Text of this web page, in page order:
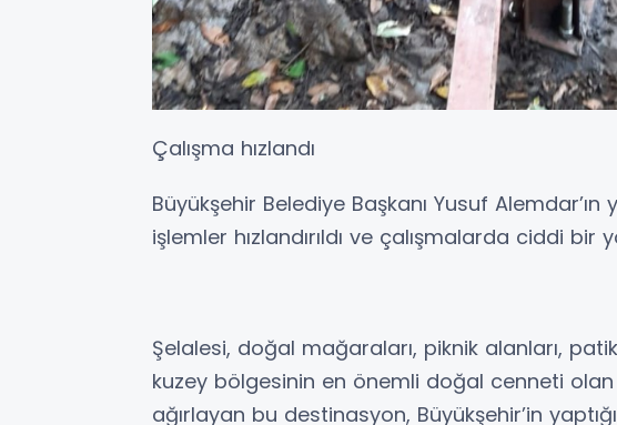
Çalışma hızlandı
Büyükşehir Belediye Başkanı Yusuf
işlemler hızlandırıldı ve çalışmalarda ciddi bir
Şelalesi, doğal mağaraları, piknik alanları,
kuzey bölgesinin en önemli doğal cenneti
ağırlayan bu destinasyon, Büyükşehir’in